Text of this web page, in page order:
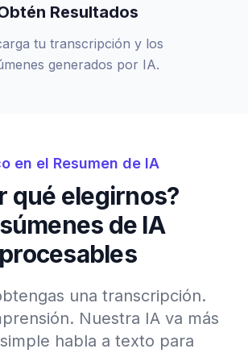
Resultados
tu transcripción y los
generados por IA.
en el Resumen de IA
qué elegirnos?
de IA
procesables
una transcripción.
Nuestra IA va más
habla a texto para